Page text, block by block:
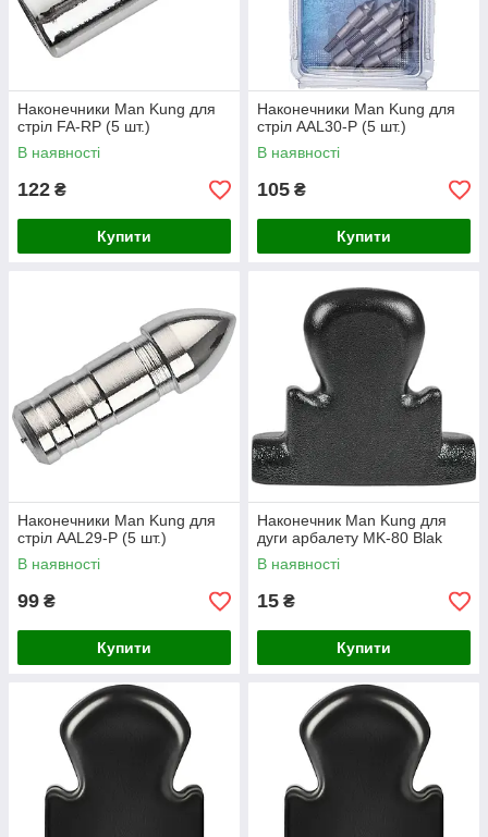
Наконечники Man Kung для
стріл FA-RP (5 шт.)
В наявності
122 ₴
Купити
Наконечники Man Kung для
стріл AAL30-P (5 шт.)
В наявності
105 ₴
Купити
Наконечники Man Kung для
стріл AAL29-P (5 шт.)
В наявності
99 ₴
Купити
Наконечник Man Kung для
дуги арбалету MK-80 Blak
В наявності
15 ₴
Купити